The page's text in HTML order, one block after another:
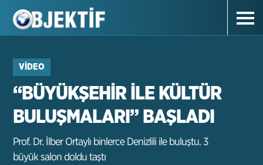
VIDEO
“BÜYÜKŞEHİR İLE KÜLTÜR
BULUŞMALARI” BAŞLADI
Prof. Dr. İlber Ortaylı binlerce Denizlili ile buluştu. 3
büyük salon doldu taştı